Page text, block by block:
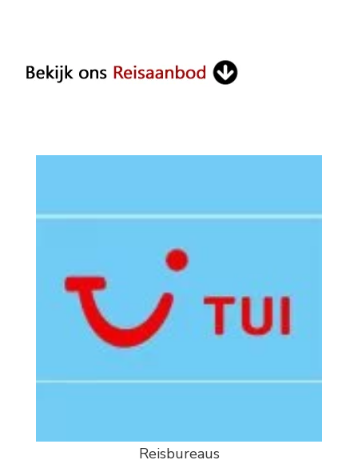
Reisbureaus